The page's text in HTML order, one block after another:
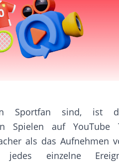
Sportfan sind, ist
Spielen auf YouTube
als das Aufnehmen
jedes einzelne